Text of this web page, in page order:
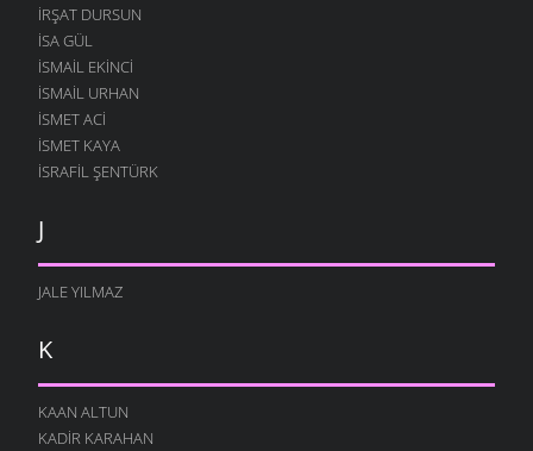
İRŞAT DURSUN
ISA GÜL
ISMAIL EKINCI
İSMAIL URHAN
İSMET ACI
ISMET KAYA
İSRAFIL ŞENTÜRK
J
JALE YILMAZ
K
KAAN ALTUN
KADIR KARAHAN